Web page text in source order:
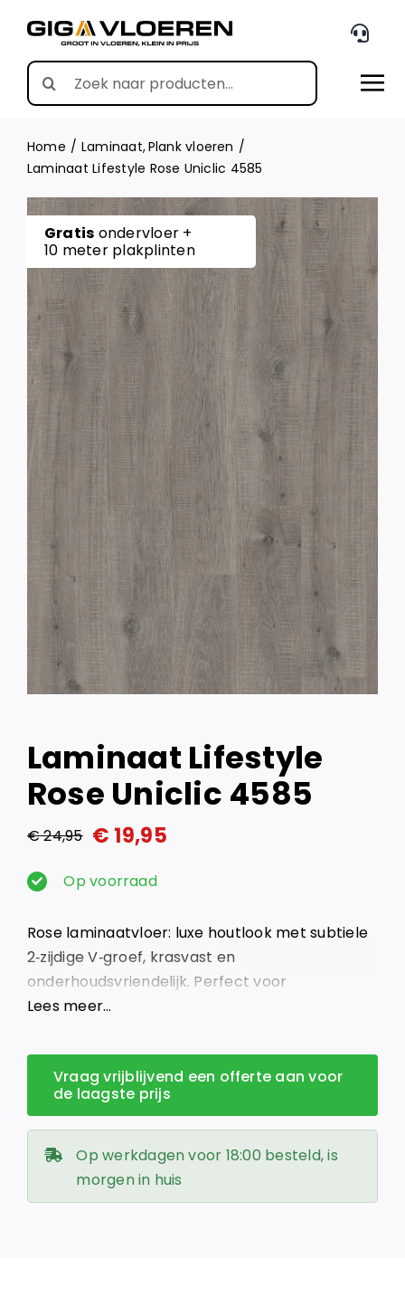
content
Search
for:
Home Laminaat Plank vloeren
Laminaat Lifestyle Rose Uniclic 4585
Gratis ondervloer +
10 meter plakplinten
Laminaat Lifestyle
Rose Uniclic 4585
€24,95
Oorspronkelijke
prijs
€ 24,95.
€ 19,95
Huidige
prijs
€ 19,95.
Op voorraad
Rose laminaatvloer: luxe houtlook met subtiele
2‑zijdige V‑groef, krasvast en
onderhoudsvriendelijk. Perfect voor
vloerverwarming. Vraag nu gratis advies!
Lees meer…
Vraag vrijblijvend een offerte aan voor
de laagste prijs
Op werkdagen voor 18:00 besteld, is
morgen in huis